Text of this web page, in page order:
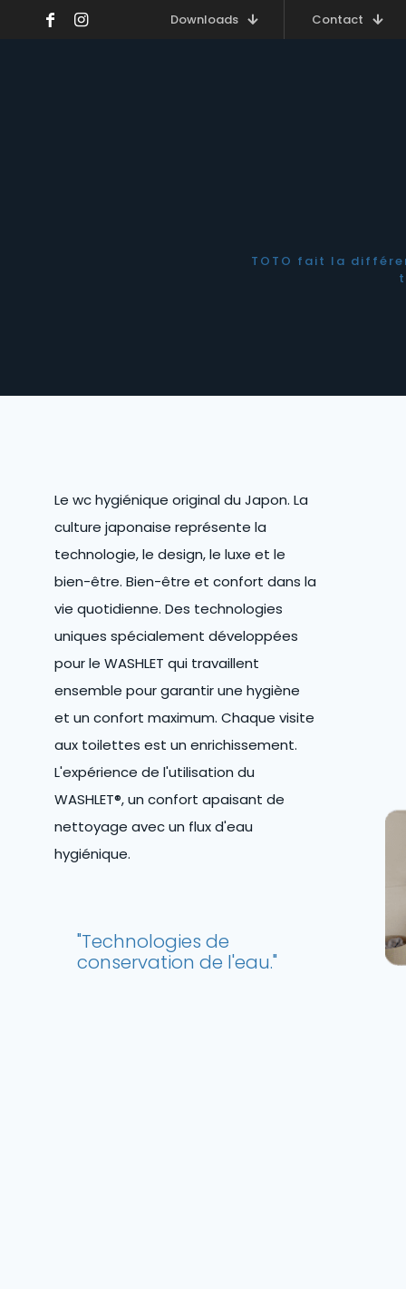
Downloads Contact
TOTO fait la
Le wc hygiénique original du Japon. La
culture japonaise représente la
technologie, le design, le luxe et le
bien-être. Bien-être et confort dans la
vie quotidienne. Des technologies
uniques spécialement développées
pour le WASHLET qui travaillent
ensemble pour garantir une hygiène
et un confort maximum. Chaque visite
aux toilettes est un enrichissement.
L'expérience de l'utilisation du
WASHLET®, un confort apaisant de
nettoyage avec un flux d'eau
hygiénique.
"Technologies de
conservation de l'eau."